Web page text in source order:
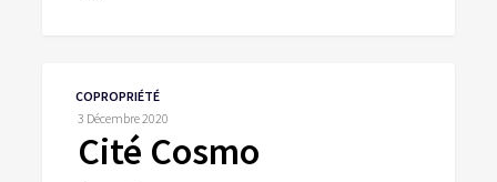
CosmoCOPROPRIÉTÉ
3 Décembre 2020
Cité Cosmo